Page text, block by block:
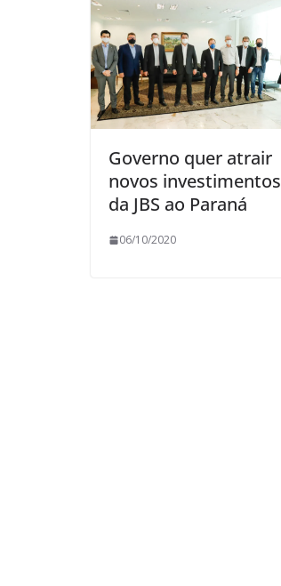
Governo quer atrair
novos investimentos
da JBS ao Paraná
06/10/2020